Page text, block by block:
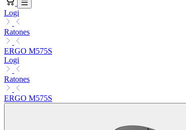
Logi
Ratones
ERGO M575S
Logi
Ratones
ERGO M575S